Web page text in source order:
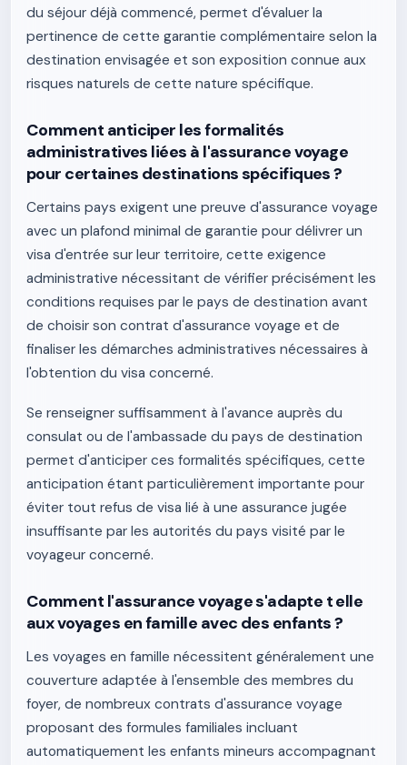
du séjour déjà commencé, permet d'évaluer la
pertinence de cette garantie complémentaire selon la
destination envisagée et son exposition connue aux
risques naturels de cette nature spécifique.
Comment anticiper les formalités
administratives liées à l'assurance voyage
pour certaines destinations spécifiques ?
Certains pays exigent une preuve d'assurance voyage
avec un plafond minimal de garantie pour délivrer un
visa d'entrée sur leur territoire, cette exigence
administrative nécessitant de vérifier précisément les
conditions requises par le pays de destination avant
de choisir son contrat d'assurance voyage et de
finaliser les démarches administratives nécessaires à
l'obtention du visa concerné.
Se renseigner suffisamment à l'avance auprès du
consulat ou de l'ambassade du pays de destination
permet d'anticiper ces formalités spécifiques, cette
anticipation étant particulièrement importante pour
éviter tout refus de visa lié à une assurance jugée
insuffisante par les autorités du pays visité par le
voyageur concerné.
Comment l'assurance voyage s'adapte t elle
aux voyages en famille avec des enfants ?
Les voyages en famille nécessitent généralement une
couverture adaptée à l'ensemble des membres du
foyer, de nombreux contrats d'assurance voyage
proposant des formules familiales incluant
automatiquement les enfants mineurs accompagnant